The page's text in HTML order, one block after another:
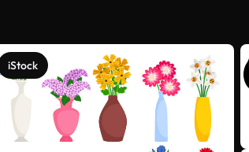
iStock